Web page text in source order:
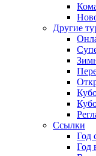
Другие
Ссылки
Год
Год